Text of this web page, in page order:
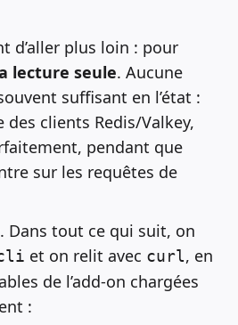
d’aller plus loin : pour
lecture seule. Aucune
suffisant en l’état :
des clients Redis/Valkey,
pendant que
sur les requêtes de
Dans tout ce qui suit, on
et on relit avec curl, en
de l’add-on chargées
: